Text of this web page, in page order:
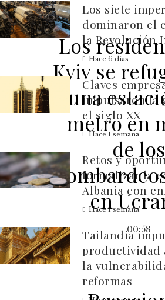
Los
Kyiv se
una
metro en
de los
en
00:58
Los siete
dominaron el
la Revolución
Hace 6 días
Claves
impulsaron la
el siglo XX
Hace 1 semana
Retos y
formalizar la
Albania con
Hace 1 semana
Tailandia
productividad
la
reformas